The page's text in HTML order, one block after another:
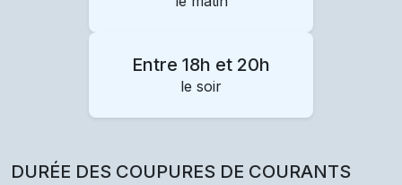
Entre 18h et 20h
le soir
DURÉE DES COUPURES DE COURANTS